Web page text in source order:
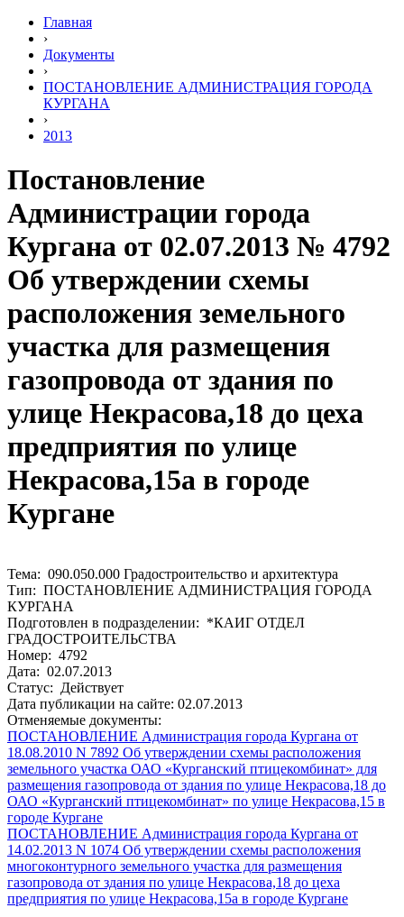
Главная
›
Документы
›
ПОСТАНОВЛЕНИЕ АДМИНИСТРАЦИЯ ГОРОДА
КУРГАНА
›
2013
Постановление
Администрации города
Кургана от 02.07.2013 № 4792
Об утверждении схемы
расположения земельного
участка для размещения
газопровода от здания по
улице Некрасова,18 до цеха
предприятия по улице
Некрасова,15а в городе
Кургане
Тема: 090.050.000 Градостроительство и архитектура
Тип: ПОСТАНОВЛЕНИЕ АДМИНИСТРАЦИЯ ГОРОДА
КУРГАНА
Подготовлен в подразделении: *КАИГ ОТДЕЛ
ГРАДОСТРОИТЕЛЬСТВА
Номер: 4792
Дата: 02.07.2013
Статус: Действует
Дата публикации на сайте: 02.07.2013
Отменяемые документы:
ПОСТАНОВЛЕНИЕ Администрация города Кургана от
18.08.2010 N 7892 Об утверждении схемы расположения
земельного участка ОАО «Курганский птицекомбинат» для
размещения газопровода от здания по улице Некрасова,18 до
ОАО «Курганский птицекомбинат» по улице Некрасова,15 в
городе Кургане
ПОСТАНОВЛЕНИЕ Администрация города Кургана от
14.02.2013 N 1074 Об утверждении схемы расположения
многоконтурного земельного участка для размещения
газопровода от здания по улице Некрасова,18 до цеха
предприятия по улице Некрасова,15а в городе Кургане